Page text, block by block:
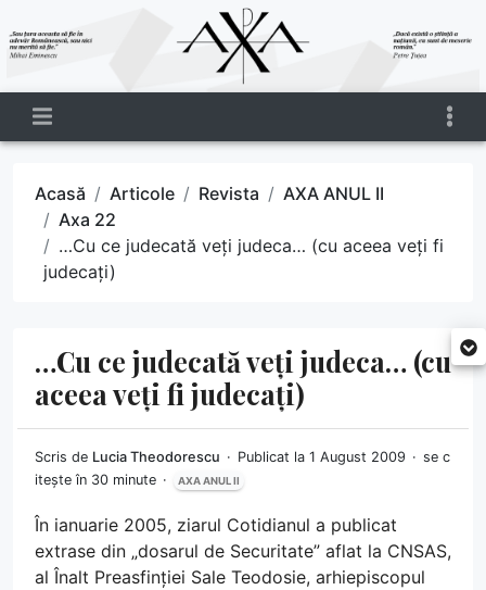
Acasă Articole Revista
AXA ANUL II
Axa 22
…Cu ce judecată veți judeca… (cu aceea veți fi
judecați)
…Cu ce judecată veți judeca… (cu
aceea veți fi judecați)
Scris de Lucia Theodorescu Publicat la 1 August 2009
se c
itește în 30 minute
AXA ANUL II
În ianuarie 2005, ziarul Cotidianul a publicat
extrase din „dosarul de Securitate” aflat la CNSAS,
al Înalt Preasfinției Sale Teodosie, arhiepiscopul